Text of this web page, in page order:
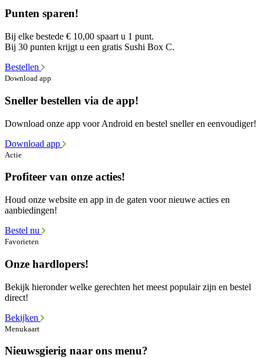
Punten sparen!
Bij elke bestede € 10,00 spaart u 1 punt.
Bij 30 punten krijgt u een gratis Sushi Box C.
Bestellen
Download app
Sneller bestellen via de app!
Download onze app voor Android en bestel sneller en eenvoudiger!
Download app
Actie
Profiteer van onze acties!
Houd onze website en app in de gaten voor nieuwe acties en
aanbiedingen!
Bestel nu
Favorieten
Onze hardlopers!
Bekijk hieronder welke gerechten het meest populair zijn en bestel
direct!
Bekijken
Menukaart
Nieuwsgierig naar ons menu?